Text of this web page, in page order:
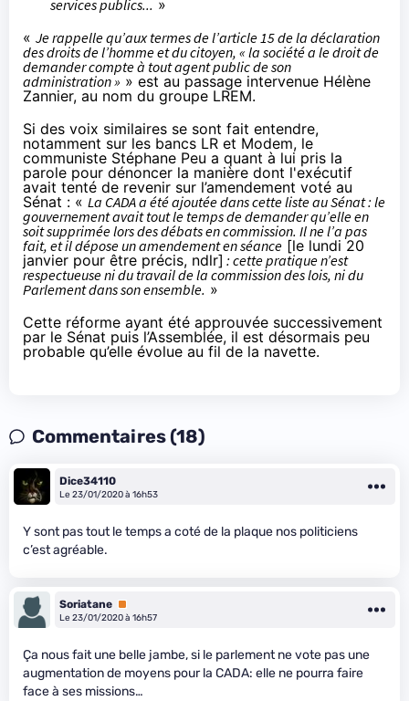
services publics... »
« Je rappelle qu’aux termes de l’article 15 de la déclaration
des droits de l’homme et du citoyen, « la société a le droit de
demander compte à tout agent public de son
administration » » est au passage intervenue Hélène
Zannier, au nom du groupe LREM.
Si des voix similaires se sont fait entendre,
notamment sur les bancs LR et Modem, le
communiste Stéphane Peu a quant à lui pris la
parole pour dénoncer la manière dont l'exécutif
avait tenté de revenir sur l’amendement voté au
Sénat : « La CADA a été ajoutée dans cette liste au Sénat : le
gouvernement avait tout le temps de demander qu’elle en
soit supprimée lors des débats en commission. Il ne l’a pas
fait, et il dépose un amendement en séance [le lundi 20
janvier pour être précis, ndlr] : cette pratique n’est
respectueuse ni du travail de la commission des lois, ni du
Parlement dans son ensemble. »
Cette réforme ayant été approuvée successivement
par le Sénat puis l’Assemblée, il est désormais peu
probable qu’elle évolue au fil de la navette.
Commentaires (18)
Dice34110
Le 23/01/2020 à 16h53
Y sont pas tout le temps a coté de la plaque nos politiciens
c’est agréable.
Soriatane Premium
Le 23/01/2020 à 16h57
Ça nous fait une belle jambe, si le parlement ne vote pas une
augmentation de moyens pour la CADA: elle ne pourra faire
face à ses missions…